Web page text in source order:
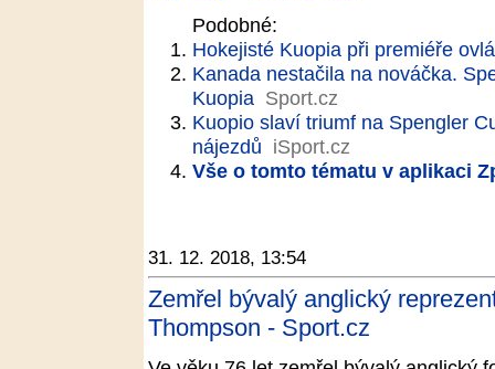
Podobné:
Hokejisté Kuopia při premiéře
Kanada nestačila na nováčka.
Kuopia Sport.cz
Kuopio slaví triumf na Spengler
nájezdů iSport.cz
Vše o tomto tématu v aplikaci
31. 12. 2018, 13:54
Zemřel bývalý anglický
Thompson - Sport.cz